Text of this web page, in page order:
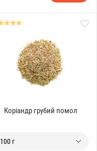
Коріандр грубий помол
100 г